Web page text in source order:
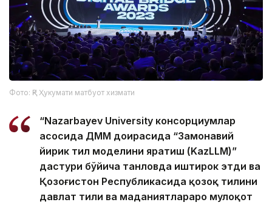
Фото: ҚР Ҳукумати матбуот хизмати
“Nazarbayev University консорциумлар
асосида ДММ доирасида “Замонавий
йирик тил моделини яратиш (KazLLM)”
дастури бўйича танловда иштирок этди ва
Қозоғистон Республикасида қозоқ тилини
давлат тили ва маданиятлараро мулоқот